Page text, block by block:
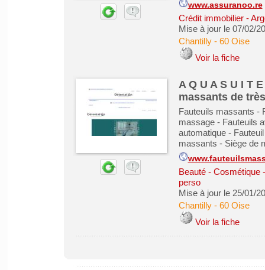
www.assuranoo.re
Crédit immobilier-
Mise à jour le 07/02/
Chantilly- 60 Oise
Voir la fiche
A Q U A S U I T
massants de
Fauteuils massants -
massage - Fauteuils
automatique -
massants - Siège de
Beauté - Cosmétique
perso
Mise à jour le 25/01/
Chantilly- 60 Oise
Voir la fiche